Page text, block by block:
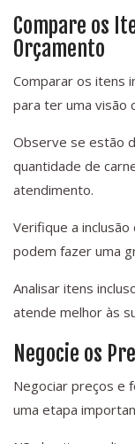
Compare os
Orçamento
Comparar os itens
para ter uma visão
Observe se estão
quantidade de
atendimento.
Verifique a
podem fazer uma
Analisar itens
atende melhor às
Negocie os
Negociar preços e
uma etapa